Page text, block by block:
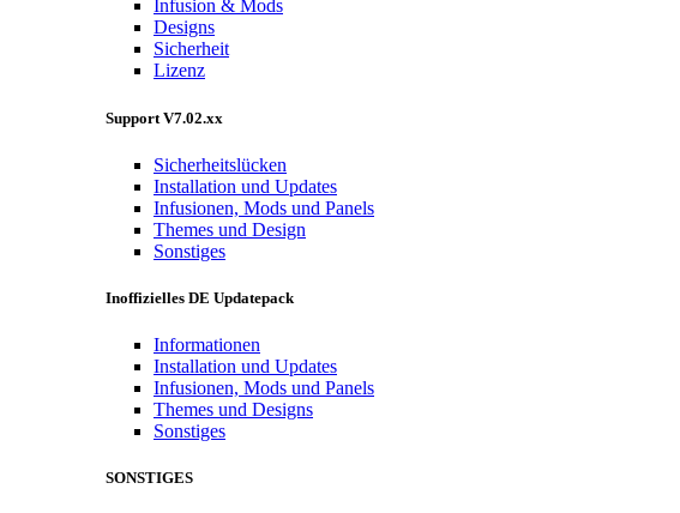
Infusion & Mods
Designs
Sicherheit
Lizenz
Support V7.02.xx
Sicherheitslücken
Installation und Updates
Infusionen, Mods und Panels
Themes und Design
Sonstiges
Inoffizielles DE Updatepack
Informationen
Installation und Updates
Infusionen, Mods und Panels
Themes und Designs
Sonstiges
SONSTIGES